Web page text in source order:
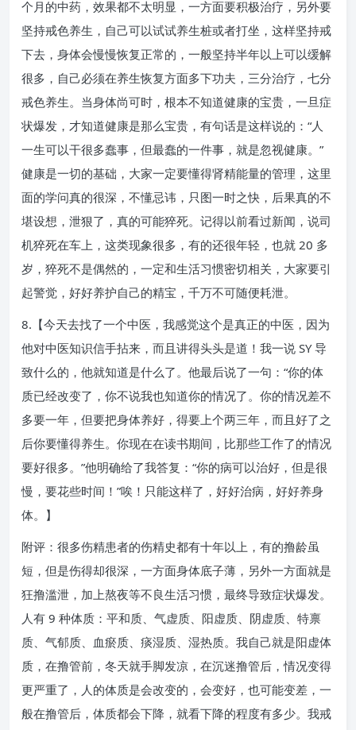
个月的中药，效果都不太明显，一方面要积极治疗，另外要
坚持戒色养生，自己可以试试养生桩或者打坐，这样坚持戒
下去，身体会慢慢恢复正常的，一般坚持半年以上可以缓解
很多，自己必须在养生恢复方面多下功夫，三分治疗，七分
戒色养生。当身体尚可时，根本不知道健康的宝贵，一旦症
状爆发，才知道健康是那么宝贵，有句话是这样说的：“人
一生可以干很多蠢事，但最蠢的一件事，就是忽视健康。”
健康是一切的基础，大家一定要懂得肾精能量的管理，这里
面的学问真的很深，不懂忌讳，只图一时之快，后果真的不
堪设想，泄狠了，真的可能猝死。记得以前看过新闻，说司
机猝死在车上，这类现象很多，有的还很年轻，也就 20 多
岁，猝死不是偶然的，一定和生活习惯密切相关，大家要引
起警觉，好好养护自己的精宝，千万不可随便耗泄。
8.【今天去找了一个中医，我感觉这个是真正的中医，因为
他对中医知识信手拈来，而且讲得头头是道！我一说 SY 导
致什么的，他就知道是什么了。他最后说了一句：“你的体
质已经改变了，你不说我也知道你的情况了。你的情况差不
多要一年，但要把身体养好，得要上个两三年，而且好了之
后你要懂得养生。你现在在读书期间，比那些工作了的情况
要好很多。”他明确给了我答复：“你的病可以治好，但是很
慢，要花些时间！”唉！只能这样了，好好治病，好好养身
体。】
附评：很多伤精患者的伤精史都有十年以上，有的撸龄虽
短，但是伤得却很深，一方面身体底子薄，另外一方面就是
狂撸滥泄，加上熬夜等不良生活习惯，最终导致症状爆发。
人有 9 种体质：平和质、气虚质、阳虚质、阴虚质、特禀
质、气郁质、血瘀质、痰湿质、湿热质。我自己就是阳虚体
质，在撸管前，冬天就手脚发凉，在沉迷撸管后，情况变得
更严重了，人的体质是会改变的，会变好，也可能变差，一
般在撸管后，体质都会下降，就看下降的程度有多少。我戒